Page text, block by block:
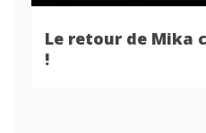
Le retour de Mika
!